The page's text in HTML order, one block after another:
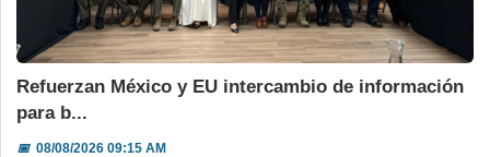
Refuerzan México y EU intercambio de información
para b...
📅08/08/2026 09:15 AM